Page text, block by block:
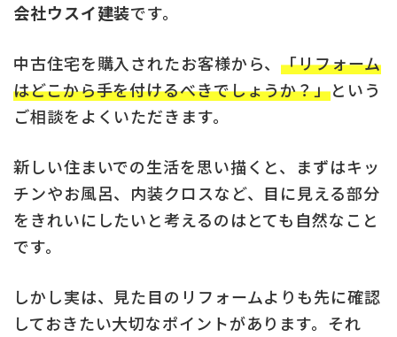
会社ウスイ建装です。
中古住宅を購入されたお客様から、「リフォーム
はどこから手を付けるべきでしょうか？」という
ご相談をよくいただきます。
新しい住まいでの生活を思い描くと、まずはキッ
チンやお風呂、内装クロスなど、目に見える部分
をきれいにしたいと考えるのはとても自然なこと
です。
しかし実は、見た目のリフォームよりも先に確認
しておきたい大切なポイントがあります。それ